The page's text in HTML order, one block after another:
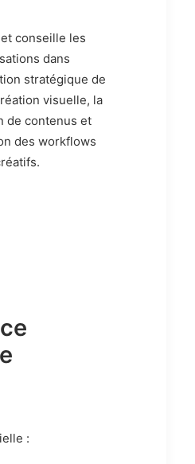
conseille les
dans
stratégique de
visuelle, la
de contenus et
des workflows
.
: